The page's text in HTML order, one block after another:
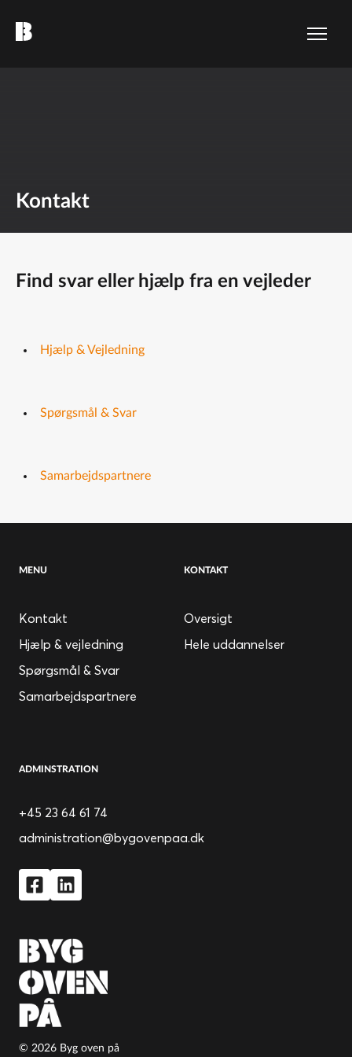
Kontakt
Find svar eller hjælp fra en vejleder
Hjælp & Vejledning
Spørgsmål & Svar
Samarbejdspartnere
© 2026 Byg oven på
MENU
Kontakt
Hjælp & vejledning
Spørgsmål & Svar
Samarbejdspartnere
KONTAKT
Oversigt
Hele uddannelser
ADMINSTRATION
+45 23 64 61 74
administration@bygovenpaa.dk